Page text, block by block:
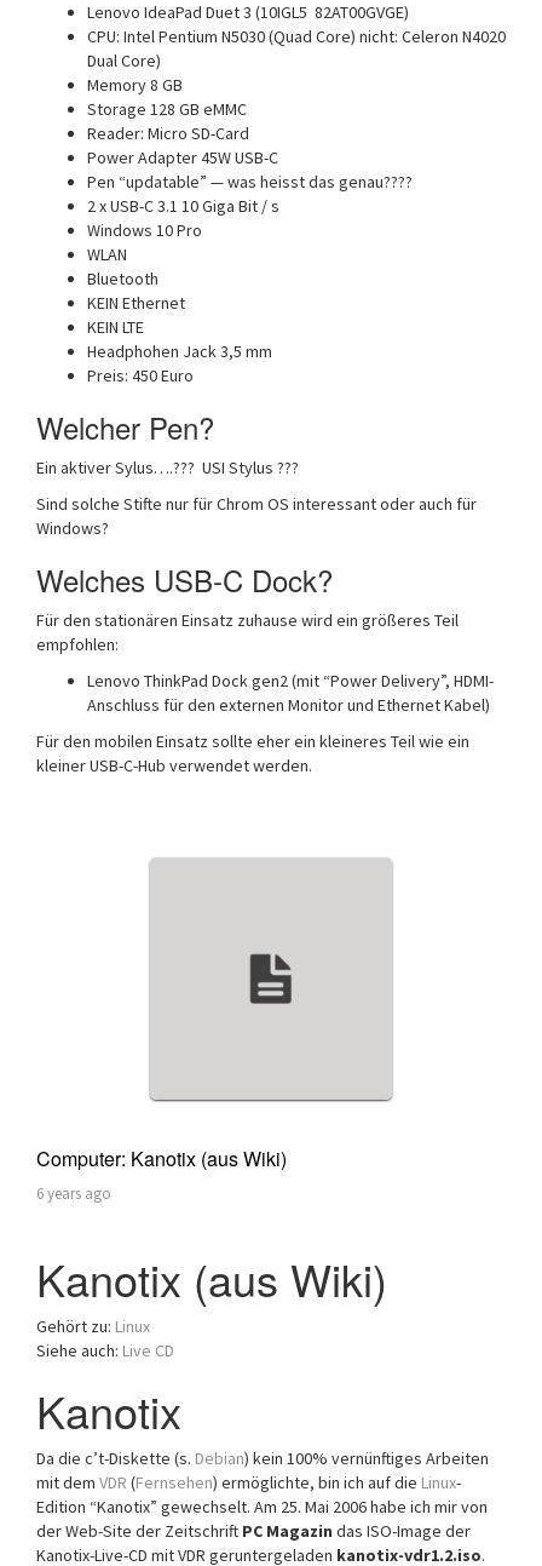
Lenovo IdeaPad Duet 3 (10IGL5 82AT00GVGE)
CPU: Intel Pentium N5030 (Quad Core) nicht: Celeron N4020
Dual Core)
Memory 8 GB
Storage 128 GB eMMC
Reader: Micro SD-Card
Power Adapter 45W USB-C
Pen “updatable” — was heisst das genau????
2 x USB-C 3.1 10 Giga Bit / s
Windows 10 Pro
WLAN
Bluetooth
KEIN Ethernet
KEIN LTE
Headphohen Jack 3,5 mm
Preis: 450 Euro
Welcher Pen?
Ein aktiver Sylus….??? USI Stylus ???
Sind solche Stifte nur für Chrom OS interessant oder auch für
Windows?
Welches USB-C Dock?
Für den stationären Einsatz zuhause wird ein größeres Teil
empfohlen:
Lenovo ThinkPad Dock gen2 (mit “Power Delivery”, HDMI-
Anschluss für den externen Monitor und Ethernet Kabel)
Für den mobilen Einsatz sollte eher ein kleineres Teil wie ein
kleiner USB-C-Hub verwendet werden.
Computer: Kanotix (aus Wiki)
6 years ago
Kanotix (aus Wiki)
Gehört zu: Linux
Siehe auch: Live CD
Kanotix
Da die c’t-Diskette (s. Debian) kein 100% vernünftiges Arbeiten
mit dem VDR (Fernsehen) ermöglichte, bin ich auf die Linux-
Edition “Kanotix” gewechselt. Am 25. Mai 2006 habe ich mir von
der Web-Site der Zeitschrift PC Magazin das ISO-Image der
Kanotix-Live-CD mit VDR geruntergeladen kanotix-vdr1.2.iso.